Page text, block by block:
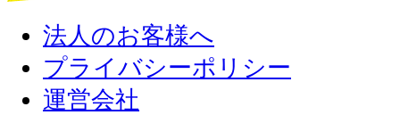
法人のお客様へ
プライバシーポリシー
運営会社